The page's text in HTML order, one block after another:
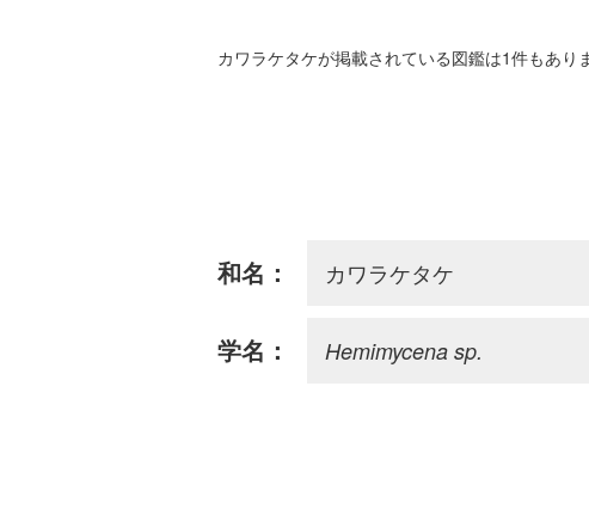
カワラケタケが掲載されている図鑑は1件もあり
和名： カワラケタケ
学名： Hemimycena sp.